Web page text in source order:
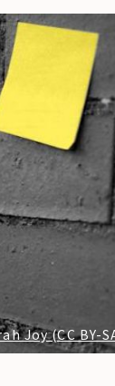
Joy (CC BY-